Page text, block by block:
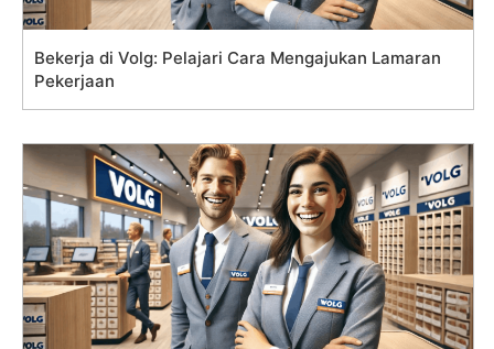
Bekerja di Volg: Pelajari Cara Mengajukan Lamaran
Pekerjaan